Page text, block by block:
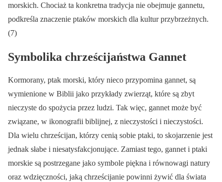
morskich. Chociaż ta konkretna tradycja nie obejmuje gannetu,
podkreśla znaczenie ptaków morskich dla kultur przybrzeżnych.
(7)
Symbolika chrześcijaństwa Gannet
Kormorany, ptak morski, który nieco przypomina gannet, są
wymienione w Biblii jako przykłady zwierząt, które są zbyt
nieczyste do spożycia przez ludzi. Tak więc, gannet może być
związane, w ikonografii biblijnej, z nieczystości i nieczystości.
Dla wielu chrześcijan, którzy cenią sobie ptaki, to skojarzenie jest
jednak słabe i niesatysfakcjonujące. Zamiast tego, gannet i ptaki
morskie są postrzegane jako symbole piękna i równowagi natury
oraz wdzięczności, jaką chrześcijanie powinni żywić dla świata